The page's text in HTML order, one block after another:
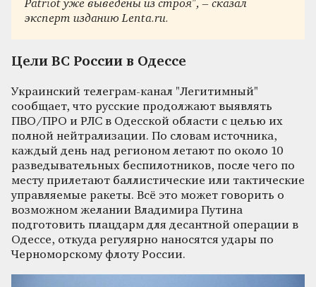
Patriot уже выведены из строя", – сказал
эксперт изданию Lenta.ru.
Цели ВС России в Одессе
Украинский телеграм-канал "Легитимный"
сообщает, что русские продолжают выявлять
ПВО/ПРО и РЛС в Одесской области с целью их
полной нейтрализации. По словам источника,
каждый день над регионом летают по около 10
разведывательных беспилотников, после чего по
месту прилетают баллистические или тактические
управляемые ракеты. Всё это может говорить о
возможном желании Владимира Путина
подготовить плацдарм для десантной операции в
Одессе, откуда регулярно наносятся удары по
Черноморскому флоту России.